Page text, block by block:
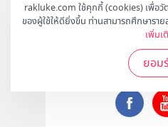
rakluke.com ใช้คุกกี้ (cookies) เพื่อ
ของผู้ใช้ให้ดียิ่งขึ้น ท่านสามารถศึกษาราย
เพิ่มเ
ยอม
ติดตาม